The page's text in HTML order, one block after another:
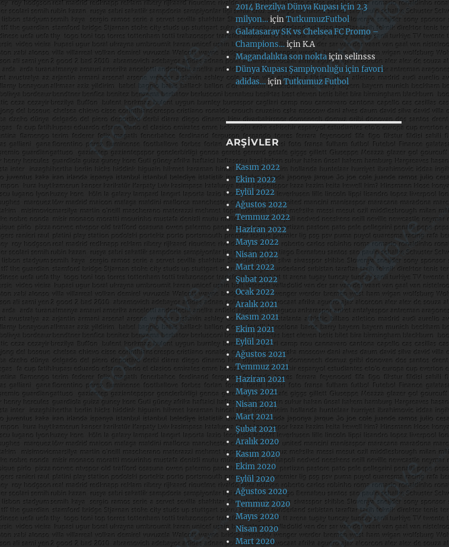
2014 Brezilya Dünya Kupası için 2.3
milyon…içinTutkumuzFutbol
Galatasaray SK vs Chelsea FC Promo –
Champions…içinK.A
Magandalıkta son noktaiçinselinsss
Dünya Kupası Şampiyonluğu için favori
adidas…içinTutkumuz Futbol
ARŞIVLER
Kasım 2022
Ekim 2022
Eylül 2022
Ağustos 2022
Temmuz 2022
Haziran 2022
Mayıs 2022
Nisan 2022
Mart 2022
Şubat 2022
Ocak 2022
Aralık 2021
Kasım 2021
Ekim 2021
Eylül 2021
Ağustos 2021
Temmuz 2021
Haziran 2021
Mayıs 2021
Nisan 2021
Mart 2021
Şubat 2021
Aralık 2020
Kasım 2020
Ekim 2020
Eylül 2020
Ağustos 2020
Temmuz 2020
Mayıs 2020
Nisan 2020
Mart 2020